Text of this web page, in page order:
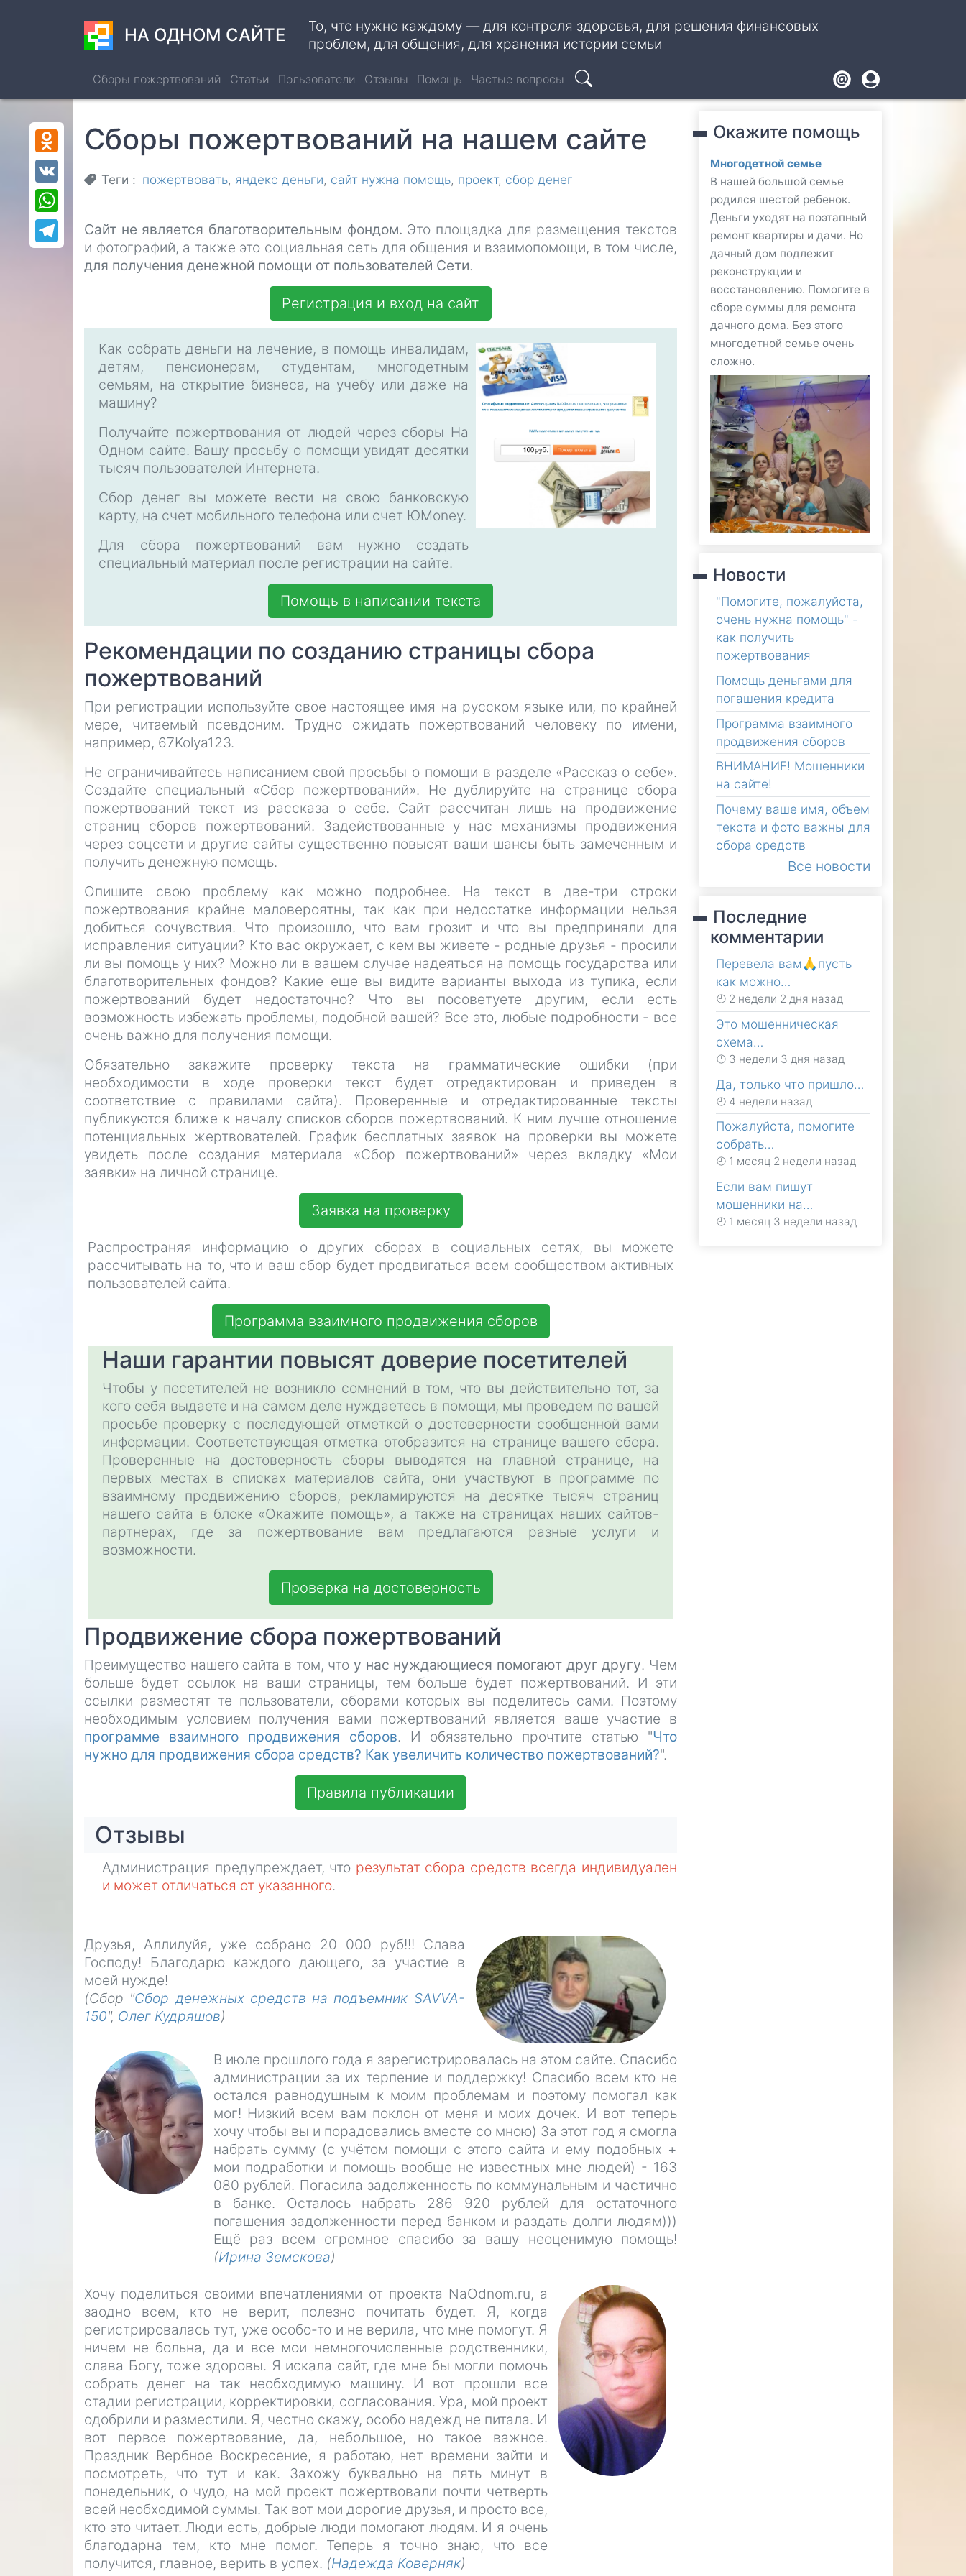
НА ОДНОМ САЙТЕ
То, что нужно каждому — для контроля здоровья, для решения финансовых
проблем, для общения, для хранения истории семьи
Сборы пожертвований Статьи Пользователи Отзывы Помощь Частые вопросы
Поиск Footer
User
account
menu
Сборы пожертвований на нашем сайте
Теги пожертвовать яндекс деньги сайт нужна помощь проект сбор денег
Сайт не является благотворительным фондом. Это площадка для размещения текстов
и фотографий, а также это социальная сеть для общения и взаимопомощи, в том числе,
для получения денежной помощи от пользователей Сети.
Регистрация и вход на сайт
Как собрать деньги на лечение, в помощь инвалидам,
детям, пенсионерам, студентам, многодетным
семьям, на открытие бизнеса, на учебу или даже на
машину?
Получайте пожертвования от людей через сборы На
Одном сайте. Вашу просьбу о помощи увидят десятки
тысяч пользователей Интернета.
Сбор денег вы можете вести на свою банковскую
карту, на счет мобильного телефона или счет ЮMoney.
Для сбора пожертвований вам нужно создать
специальный материал после регистрации на сайте.
Помощь в написании текста
Рекомендации по созданию страницы сбора
пожертвований
При регистрации используйте свое настоящее имя на русском языке или, по крайней
мере, читаемый псевдоним. Трудно ожидать пожертвований человеку по имени,
например, 67Kolya123.
Не ограничивайтесь написанием свой просьбы о помощи в разделе «Рассказ о себе».
Создайте специальный «Сбор пожертвований». Не дублируйте на странице сбора
пожертвований текст из рассказа о себе. Сайт рассчитан лишь на продвижение
страниц сборов пожертвований. Задействованные у нас механизмы продвижения
через соцсети и другие сайты существенно повысят ваши шансы быть замеченным и
получить денежную помощь.
Опишите свою проблему как можно подробнее. На текст в две-три строки
пожертвования крайне маловероятны, так как при недостатке информации нельзя
добиться сочувствия. Что произошло, что вам грозит и что вы предприняли для
исправления ситуации? Кто вас окружает, с кем вы живете - родные друзья - просили
ли вы помощь у них? Можно ли в вашем случае надеяться на помощь государства или
благотворительных фондов? Какие еще вы видите варианты выхода из тупика, если
пожертвований будет недостаточно? Что вы посоветуете другим, если есть
возможность избежать проблемы, подобной вашей? Все это, любые подробности - все
очень важно для получения помощи.
Обязательно закажите проверку текста на грамматические ошибки (при
необходимости в ходе проверки текст будет отредактирован и приведен в
соответствие с правилами сайта). Проверенные и отредактированные тексты
публикуются ближе к началу списков сборов пожертвований. К ним лучше отношение
потенциальных жертвователей. График бесплатных заявок на проверки вы можете
увидеть после создания материала «Сбор пожертвований» через вкладку «Мои
заявки» на личной странице.
Заявка на проверку
Распространяя информацию о других сборах в социальных сетях, вы можете
рассчитывать на то, что и ваш сбор будет продвигаться всем сообществом активных
пользователей сайта.
Программа взаимного продвижения сборов
Наши гарантии повысят доверие посетителей
Чтобы у посетителей не возникло сомнений в том, что вы действительно тот, за
кого себя выдаете и на самом деле нуждаетесь в помощи, мы проведем по вашей
просьбе проверку с последующей отметкой о достоверности сообщенной вами
информации. Соответствующая отметка отобразится на странице вашего сбора.
Проверенные на достоверность сборы выводятся на главной странице, на
первых местах в списках материалов сайта, они участвуют в программе по
взаимному продвижению сборов, рекламируются на десятке тысяч страниц
нашего сайта в блоке «Окажите помощь», а также на страницах наших сайтов-
партнерах, где за пожертвование вам предлагаются разные услуги и
возможности.
Проверка на достоверность
Продвижение сбора пожертвований
Преимущество нашего сайта в том, что у нас нуждающиеся помогают друг другу. Чем
больше будет ссылок на ваши страницы, тем больше будет пожертвований. И эти
ссылки разместят те пользователи, сборами которых вы поделитесь сами. Поэтому
необходимым условием получения вами пожертвований является ваше участие в
программе взаимного продвижения сборов. И обязательно прочтите статью "Что
нужно для продвижения сбора средств? Как увеличить количество пожертвований?".
Правила публикации
Отзывы
Администрация предупреждает, что результат сбора средств всегда индивидуален
и может отличаться от указанного.
Друзья, Аллилуйя, уже собрано 20 000 руб!!! Слава
Господу! Благодарю каждого дающего, за участие в
моей нужде!
(Сбор "Сбор денежных средств на подъемник SAVVA-
150", Олег Кудряшов)
В июле прошлого года я зарегистрировалась на этом сайте. Спасибо
администрации за их терпение и поддержку! Спасибо всем кто не
остался равнодушным к моим проблемам и поэтому помогал как
мог! Низкий всем вам поклон от меня и моих дочек. И вот теперь
хочу чтобы вы и порадовались вместе со мною) За этот год я смогла
набрать сумму (с учётом помощи с этого сайта и ему подобных +
мои подработки и помощь вообще не известных мне людей) - 163
080 рублей. Погасила задолженность по коммунальным и частично
в банке. Осталось набрать 286 920 рублей для остаточного
погашения задолженности перед банком и раздать долги людям)))
Ещё раз всем огромное спасибо за вашу неоценимую помощь!
(Ирина Земскова)
Хочу поделиться своими впечатлениями от проекта NaOdnom.ru, а
заодно всем, кто не верит, полезно почитать будет. Я, когда
регистрировалась тут, уже особо-то и не верила, что мне помогут. Я
ничем не больна, да и все мои немногочисленные родственники,
слава Богу, тоже здоровы. Я искала сайт, где мне бы могли помочь
собрать денег на так необходимую машину. И вот прошли все
стадии регистрации, корректировки, согласования. Ура, мой проект
одобрили и разместили. Я, честно скажу, особо надежд не питала. И
вот первое пожертвование, да, небольшое, но такое важное.
Праздник Вербное Воскресение, я работаю, нет времени зайти и
посмотреть, что тут и как. Захожу буквально на пять минут в
понедельник, о чудо, на мой проект пожертвовали почти четверть
всей необходимой суммы. Так вот мои дорогие друзья, и просто все,
кто это читает. Люди есть, добрые люди помогают людям. И я очень
благодарна тем, кто мне помог. Теперь я точно знаю, что все
получится, главное, верить в успех. (Надежда Коверняк)
Odnoklassniki
Telegram
Окажите помощь
Многодетной семье
В нашей большой семье
родился шестой ребенок.
Деньги уходят на поэтапный
ремонт квартиры и дачи. Но
дачный дом подлежит
реконструкции и
восстановлению. Помогите в
сборе суммы для ремонта
дачного дома. Без этого
многодетной семье очень
сложно.
Новости
"Помогите, пожалуйста,
очень нужна помощь" -
как получить
пожертвования
Помощь деньгами для
погашения кредита
Программа взаимного
продвижения сборов
ВНИМАНИЕ! Мошенники
на сайте!
Почему ваше имя, объем
текста и фото важны для
сбора средств
Все новости
Последние
комментарии
Перевела вам🙏пусть
как можно…
2 недели 2 дня назад
Это мошенническая
схема…
3 недели 3 дня назад
Да, только что пришло…
4 недели назад
Пожалуйста, помогите
собрать…
1 месяц 2 недели назад
Если вам пишут
мошенники на…
1 месяц 3 недели назад